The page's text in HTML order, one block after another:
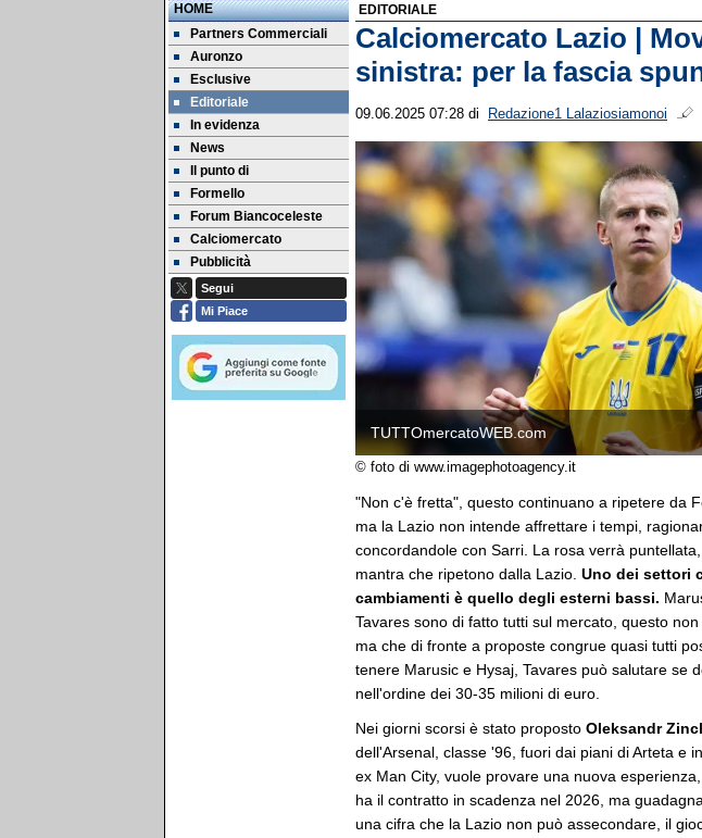
HOME
Partners Commerciali
Auronzo
Esclusive
Editoriale
In evidenza
News
Il punto di
Formello
Forum Biancoceleste
Calciomercato
Pubblicità
Segui
Mi Piace
EDITORIALE
Calciomercato Lazio |
sinistra: per la fascia
09.06.2025 07:28 di Redazione1 Lalaziosiamonoi
TUTTOmercatoWEB.com
© foto di www.imagephotoagency.it
"Non c'è fretta", questo continuano a ripetere da
ma la Lazio non intende affrettare i tempi,
concordandole con Sarri. La rosa verrà
mantra che ripetono dalla Lazio. Uno dei settori
cambiamenti è quello degli esterni bassi.
Tavares sono di fatto tutti sul mercato, questo
ma che di fronte a proposte congrue quasi tutti
tenere Marusic e Hysaj, Tavares può salutare se
nell'ordine dei 30-35 milioni di euro.
Nei giorni scorsi è stato proposto Oleksandr
dell'Arsenal, classe '96, fuori dai piani di Arteta e
ex Man City, vuole provare una nuova
ha il contratto in scadenza nel 2026, ma
una cifra che la Lazio non può assecondare, il